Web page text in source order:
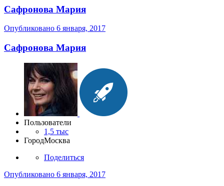
Сафронова Мария
Опубликовано 6 января, 2017
Сафронова Мария
Пользователи
1,5 тыс
ГородМосква
Поделиться
Опубликовано 6 января, 2017